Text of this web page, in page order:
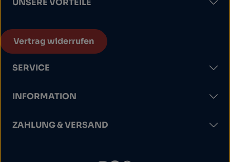
UNSERE VORTEILE
Vertrag widerrufen
SERVICE
INFORMATION
ZAHLUNG & VERSAND